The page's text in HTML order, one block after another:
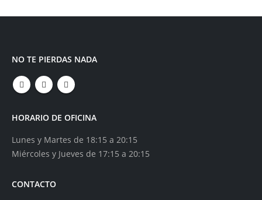
NO TE PIERDAS NADA
HORARIO DE OFICINA
Lunes y Martes de 18:15 a 20:15
Miércoles y Jueves de 17:15 a 20:15
CONTACTO